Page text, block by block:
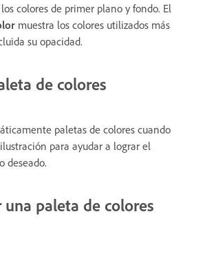
colores de primer plano y fondo. El
muestra los colores utilizados más
su opacidad.
de colores
paletas de colores cuando
para ayudar a lograr el
deseado.
paleta de colores